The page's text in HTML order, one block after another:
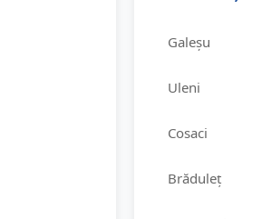
Galeșu
Uleni
Cosaci
Brăduleț